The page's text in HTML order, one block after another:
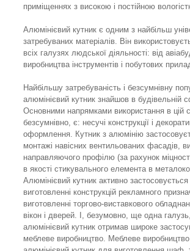
приміщеннях з високою і постійною
Алюмінієвий кутник є одним з найбільш
затребуваних матеріалів. Він
всіх галузях людської діяльності: від
виробництва інструментів і побутових
Найбільшу затребуваність і безсумнівну
алюмінієвий кутник знайшов в будівельній
Основними напрямками використання в цій
безсумнівно, є: несучі конструкції і
оформлення. Кутник з алюмінію
монтажі навісних вентильованих фасадів,
направляючого профілю (за рахунок
в якості стикувального елемента в
Алюмінієвий кутник активно
виготовленні конструкцій рекламного
виготовленні торгово-виставкового
вікон і дверей. І, безумовно, ще одна
алюмінієвий кутник отримав широке
меблеве виробництво. Меблеве